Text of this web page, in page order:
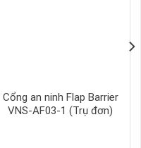
Cổng an ninh Flap Barrier
VNS-AF03-1 (Trụ đơn)